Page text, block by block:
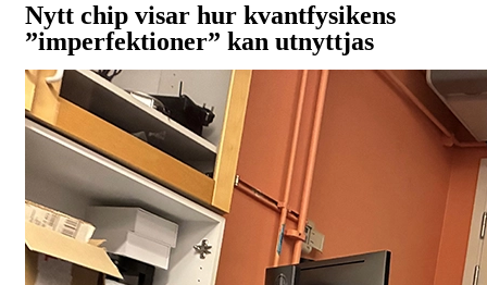
Nytt chip visar hur kvantfysikens
”imperfektioner” kan utnyttjas